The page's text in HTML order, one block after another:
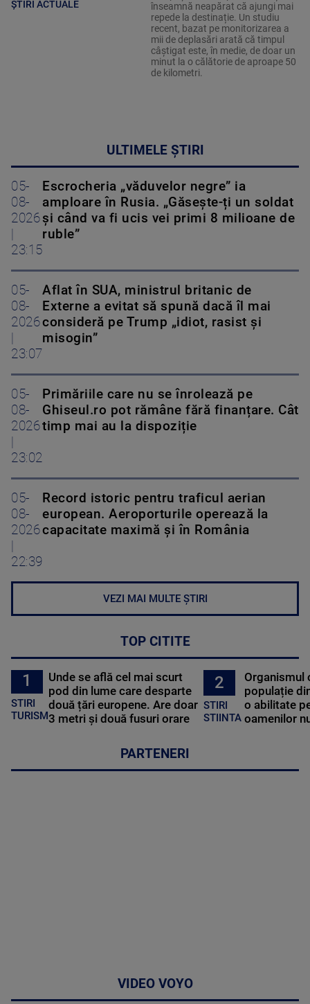
ȘTIRI ACTUALE
înseamnă neapărat că ajungi mai
repede la destinație. Un studiu
recent, bazat pe monitorizarea a
mii de deplasări arată că timpul
câștigat este, în medie, de doar un
minut la o călătorie de aproape 50
de kilometri.
ULTIMELE ȘTIRI
05-
08-
2026
23:15
Escrocheria „văduvelor negre” ia
amploare în Rusia. „Găsește-ți un soldat
și când va fi ucis vei primi 8 milioane de
ruble”
05-
08-
2026
23:07
Aflat în SUA, ministrul britanic de
Externe a evitat să spună dacă îl mai
consideră pe Trump „idiot, rasist și
misogin”
05-
08-
2026
23:02
Primăriile care nu se înrolează pe
Ghiseul.ro pot rămâne fără finanțare. Cât
timp mai au la dispoziție
05-
08-
2026
22:39
Record istoric pentru traficul aerian
european. Aeroporturile operează la
capacitate maximă și în România
VEZI MAI MULTE ȘTIRI
TOP CITITE
1
STIRI
TURISM
Unde se află cel mai scurt
pod din lume care desparte
două țări europene. Are doar
3 metri și două fusuri orare
2
STIRI
STIINTA
Organismul
populație
o abilitate
oamenilor
PARTENERI
VIDEO VOYO